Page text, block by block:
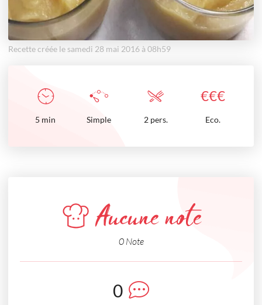
Recette créée le samedi 28 mai 2016 à 08h59
€€€
5 min Simple 2 pers. Eco.
Aucune note
0 Note
0